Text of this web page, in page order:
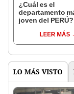
¿Cuál es el
departamento
joven del
una de las más
del país
LEER MÁS
LO MÁS VISTO